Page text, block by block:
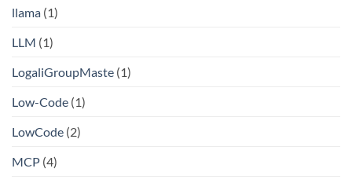
llama (1)
LLM (1)
LogaliGroupMaste (1)
Low-Code (1)
LowCode (2)
MCP (4)